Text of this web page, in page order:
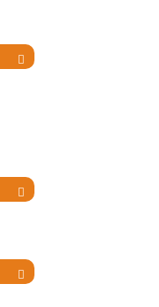


